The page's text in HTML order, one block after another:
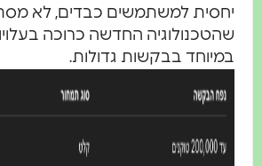
יחסית למשתמשים כבדים, לא
שהטכנולוגיה החדשה כרוכה
במיוחד בבקשות גדולות.